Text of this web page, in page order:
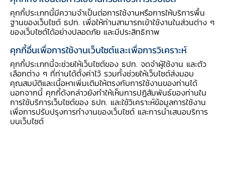
รุกภูมิภาคหนักขึ้น โดยมีแนวโน้มกินส่วนแบ่งตลาด
เพิ่มขึ้นเรื่อย ๆ สะท้อนให้เห็นการแข่งขันที่รุนแรงขึ้น
ทั้งนี้ การแข่งขันตลาดค้าปลีกภาคใต้ไม่ต่างจากทั้ง
ประเทศ โดยภาคใต้มีการแข่งขันรุนแรงกว่าภูมิภาค
อื่นจากจำนวนสาขาของ Modern Trade ต่อ
ประชากรแสนคน (26 สาขา) มากกว่าภาคเหนือ
(19 สาขา) และภาคอีสาน (20 สาขา) อีกทั้งยัง
เผชิญกับการแข่งขันระหว่างรายใหญ่ในท้องถิ่นที่
ขยายสาขาจากความได้เปรียบด้านเงินทุน ยังไม่นับ
คุกกี้ประเภทนี้มีความจำเป็นต่อการใช้งานหรือการให้บริการพื้น
ฐานของเว็บไซต์ ธปท. เพื่อให้ท่านสามารถเข้าใช้งานในส่วนต่าง ๆ
ของเว็บไซต์ได้อย่างปลอดภัย และมีประสิทธิภาพ
คุกกี้อื่นเพื่อการใช้งานเว็บไซต์และเพื่อการวิเคราะห์
คุกกี้ประเภทนี้จะช่วยให้เว็บไซต์ของ ธปท. จดจำผู้ใช้งาน และตัว
เลือกต่าง ๆ ที่ท่านได้ตั้งค่าไว้ รวมทั้งช่วยให้เว็บไซต์ส่งมอบ
คุณสมบัติและเนื้อหาเพิ่มเติมให้ตรงกับการใช้งานของท่านได้
นอกจากนี้ คุกกี้ดังกล่าวยังทำให้เห็นการปฏิสัมพันธ์ของท่านใน
การใช้บริการเว็บไซต์ของ ธปท. และใช้วิเคราะห์ข้อมูลการใช้งาน
เพื่อการปรับปรุงการทำงานของเว็บไซต์ และการนำเสนอบริการ
บนเว็บไซต์